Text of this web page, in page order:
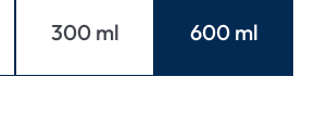
300 ml 600 ml